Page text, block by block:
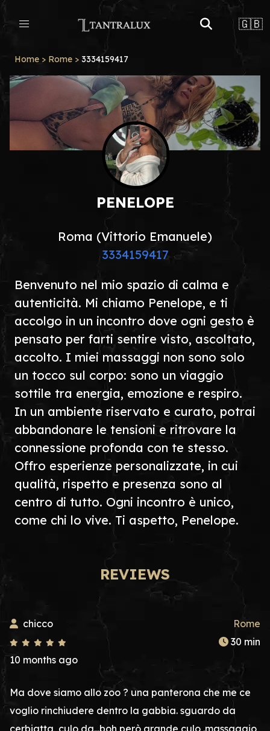
🇬🇧
Home > Rome > 3334159417
PENELOPE
Roma (Vittorio Emanuele)
3334159417
Benvenuto nel mio spazio di calma e
autenticità. Mi chiamo Penelope, e ti
accolgo in un incontro dove ogni gesto è
pensato per farti sentire visto, ascoltato,
accolto. I miei massaggi non sono solo
un tocco sul corpo: sono un viaggio
sottile tra energia, emozione e respiro.
In un ambiente riservato e curato, potrai
abbandonare le tensioni e ritrovare la
connessione profonda con te stesso.
Offro esperienze personalizzate, in cui
qualità, rispetto e presenza sono al
centro di tutto. Ogni incontro è unico,
come chi lo vive. Ti aspetto, Penelope.
REVIEWS
chicco
10 months ago
Rome
30 min
Ma dove siamo allo zoo ? una panterona che me ce
voglio rinchiudere dentro la gabbia. sguardo da